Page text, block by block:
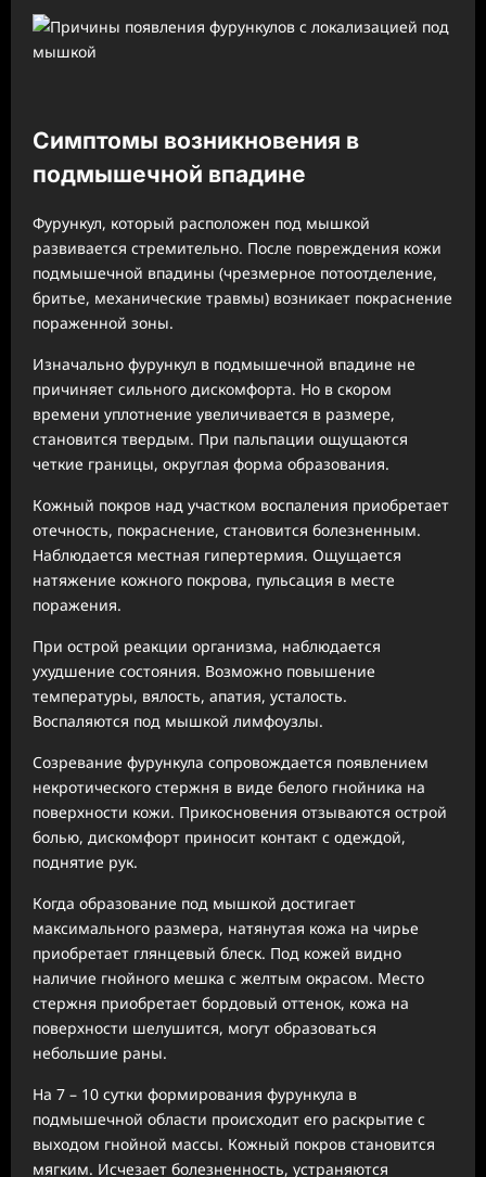
Симптомы возникновения в
подмышечной впадине
Фурункул, который расположен под мышкой
развивается стремительно. После повреждения кожи
подмышечной впадины (чрезмерное потоотделение,
бритье, механические травмы) возникает покраснение
пораженной зоны.
Изначально фурункул в подмышечной впадине не
причиняет сильного дискомфорта. Но в скором
времени уплотнение увеличивается в размере,
становится твердым. При пальпации ощущаются
четкие границы, округлая форма образования.
Кожный покров над участком воспаления приобретает
отечность, покраснение, становится болезненным.
Наблюдается местная гипертермия. Ощущается
натяжение кожного покрова, пульсация в месте
поражения.
При острой реакции организма, наблюдается
ухудшение состояния. Возможно повышение
температуры, вялость, апатия, усталость.
Воспаляются под мышкой лимфоузлы.
Созревание фурункула сопровождается появлением
некротического стержня в виде белого гнойника на
поверхности кожи. Прикосновения отзываются острой
болью, дискомфорт приносит контакт с одеждой,
поднятие рук.
Когда образование под мышкой достигает
максимального размера, натянутая кожа на чирье
приобретает глянцевый блеск. Под кожей видно
наличие гнойного мешка с желтым окрасом. Место
стержня приобретает бордовый оттенок, кожа на
поверхности шелушится, могут образоваться
небольшие раны.
На 7 – 10 сутки формирования фурункула в
подмышечной области происходит его раскрытие с
выходом гнойной массы. Кожный покров становится
мягким. Исчезает болезненность, устраняются